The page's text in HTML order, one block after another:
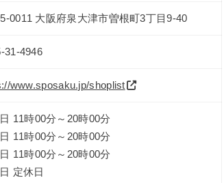
0011 大阪府泉大津市曽根町3丁目9-40
31-4946
www.sposaku.jp/shoplist
11時00分～20時00分
11時00分～20時00分
11時00分～20時00分
定休日